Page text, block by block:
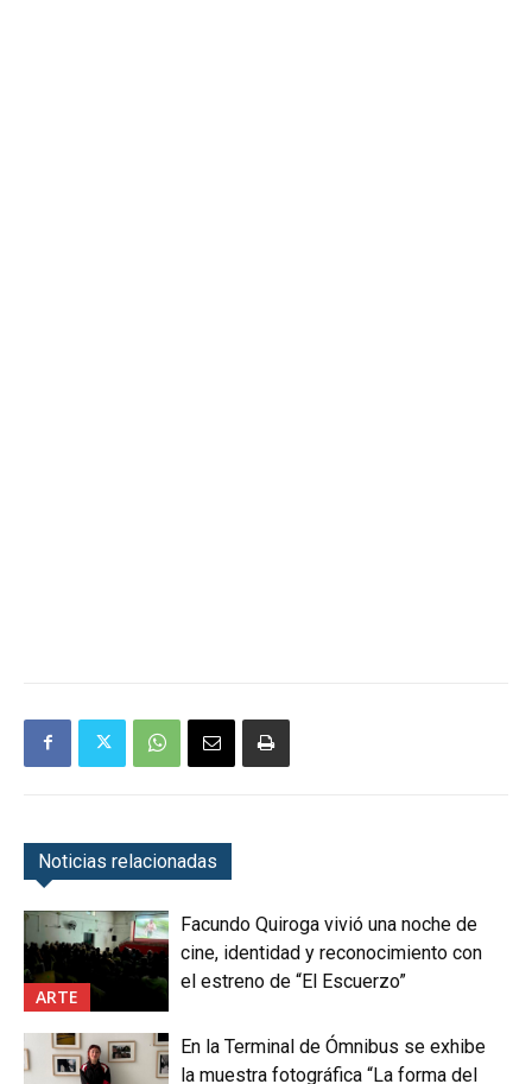
Noticias relacionadas
ARTE
Facundo Quiroga vivió una noche de
cine, identidad y reconocimiento con
el estreno de “El Escuerzo”
En la Terminal de Ómnibus se exhibe
la muestra fotográfica “La forma del